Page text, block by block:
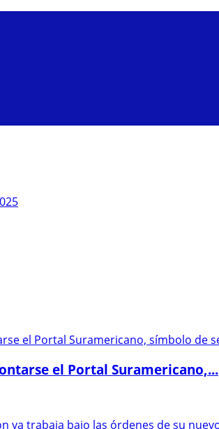
el Portal Suramericano,...